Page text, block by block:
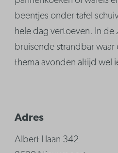
beentjes onder tafel
hele dag vertoeven. In de
bruisende strandbar waar
thema avonden altijd wel
Adres
Albert I laan 342